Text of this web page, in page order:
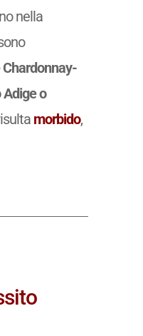
nella
Chardonnay-
o
morbido,